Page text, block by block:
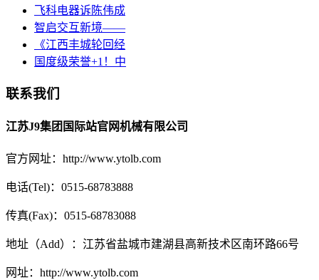
飞科电器诉陈伟成
智启交互新境——
《江西丰城轮回经
国度级荣誉+1！中
联系我们
江苏J9集团国际站官网机械有限公司
官方网址：http://www.ytolb.com
电话(Tel)：0515-68783888
传真(Fax)：0515-68783088
地址（Add）：江苏省盐城市建湖县高新技术区南环路66号
网址：http://www.ytolb.com